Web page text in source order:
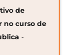
de
no curso de
-